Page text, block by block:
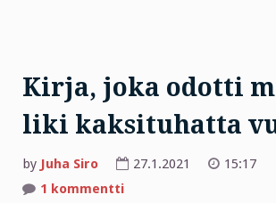
Kirja, joka odotti
liki kaksituhatta
by Juha Siro 27.1.2021
15:17
1 kommenttiartikkeliin